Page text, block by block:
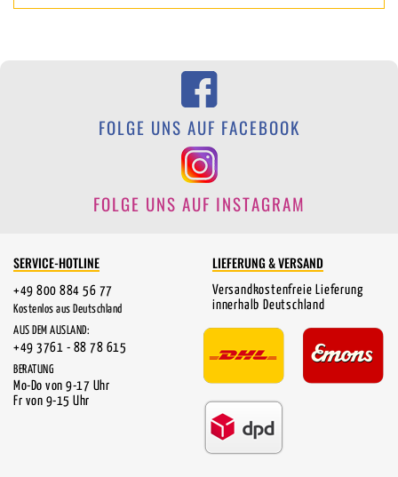
FOLGE UNS AUF FACEBOOK
FOLGE UNS AUF INSTAGRAM
SERVICE-HOTLINE
+49 800 884 56 77
Kostenlos aus Deutschland
AUS DEM AUSLAND:
+49 3761 - 88 78 615
BERATUNG
Mo-Do von 9-17 Uhr
Fr von 9-15 Uhr
LIEFERUNG & VERSAND
Versandkostenfreie Lieferung
innerhalb Deutschland